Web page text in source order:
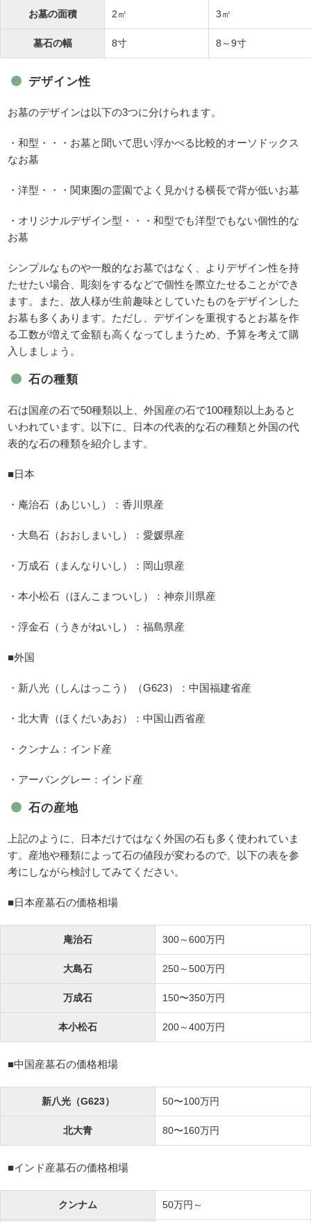
お墓の面積 2㎡ 3㎡
墓石の幅 8寸 8～9寸
デザイン性
お墓のデザインは以下の3つに分けられます。
・和型・・・お墓と聞いて思い浮かべる比較的オーソドックス
なお墓
・洋型・・・関東圏の霊園でよく見かける横長で背が低いお墓
・オリジナルデザイン型・・・和型でも洋型でもない個性的な
お墓
シンプルなものや一般的なお墓ではなく、よりデザイン性を持
たせたい場合、彫刻をするなどで個性を際立たせることができ
ます。また、故人様が生前趣味としていたものをデザインした
お墓も多くあります。ただし、デザインを重視するとお墓を作
る工数が増えて金額も高くなってしまうため、予算を考えて購
入しましょう。
石の種類
石は国産の石で50種類以上、外国産の石で100種類以上あると
いわれています。以下に、日本の代表的な石の種類と外国の代
表的な石の種類を紹介します。
■日本
・庵治石（あじいし）：香川県産
・大島石（おおしまいし）：愛媛県産
・万成石（まんなりいし）：岡山県産
・本小松石（ほんこまついし）：神奈川県産
・浮金石（うきがねいし）：福島県産
■外国
・新八光（しんはっこう）（G623）：中国福建省産
・北大青（ほくだいあお）：中国山西省産
・クンナム：インド産
・アーバングレー：インド産
石の産地
上記のように、日本だけではなく外国の石も多く使われていま
す。産地や種類によって石の値段が変わるので、以下の表を参
考にしながら検討してみてください。
■日本産墓石の価格相場
庵治石 300～600万円
大島石 250～500万円
万成石 150〜350万円
本小松石 200～400万円
■中国産墓石の価格相場
新八光（G623） 50〜100万円
北大青 80〜160万円
■インド産墓石の価格相場
クンナム 50万円～